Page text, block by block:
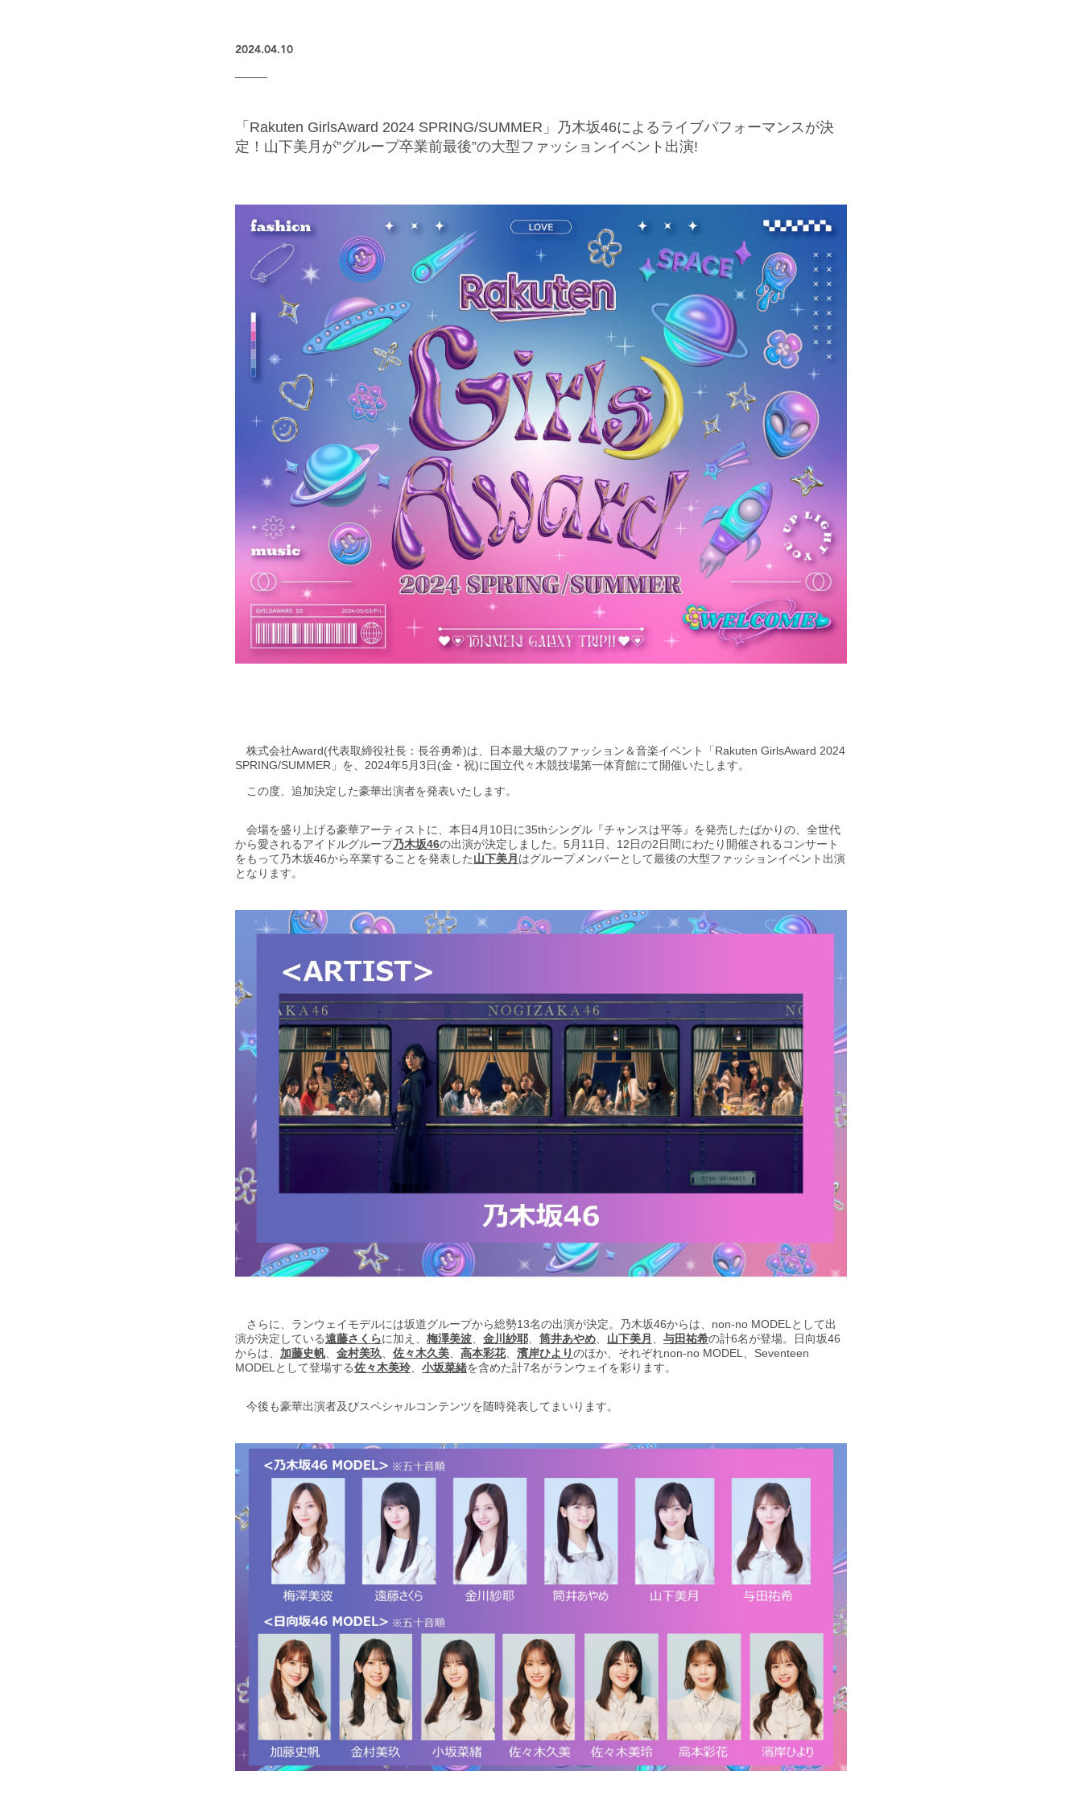
2024.04.10
「Rakuten GirlsAward 2024 SPRING/SUMMER」乃木坂46によるライブパフォーマンスが決
定！山下美月が”グループ卒業前最後”の大型ファッションイベント出演!
株式会社Award(代表取締役社長：長谷勇希)は、日本最大級のファッション＆音楽イベント「Rakuten GirlsAward 2024
SPRING/SUMMER」を、2024年5月3日(金・祝)に国立代々木競技場第一体育館にて開催いたします。
この度、追加決定した豪華出演者を発表いたします。
会場を盛り上げる豪華アーティストに、本日4月10日に35thシングル『チャンスは平等』を発売したばかりの、全世代
から愛されるアイドルグループ乃木坂46の出演が決定しました。5月11日、12日の2日間にわたり開催されるコンサート
をもって乃木坂46から卒業することを発表した山下美月 はグループメンバーとして最後の大型ファッションイベント出演
となります。
さらに、ランウェイモデルには坂道グループから総勢13名の出演が決定。乃木坂46からは、non-no MODELとして出
演が決定している遠藤さくらに加え、 梅澤美波 金川紗耶 筒井あやめ 山下美月 与田祐希の計6名が登場。日向坂46
からは、 加藤史帆、 金村美玖 佐々木久美 高本彩花、 濱岸ひよりのほか、それぞれnon-no MODEL、Seventeen
MODELとして登場する佐々木美玲 小坂菜緒を含めた計7名がランウェイを彩ります。
今後も豪華出演者及びスペシャルコンテンツを随時発表してまいります。